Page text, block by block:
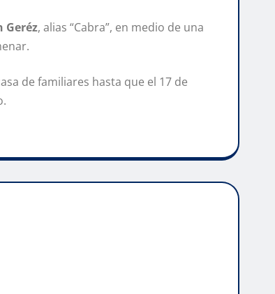
Geréz, alias “Cabra”, en medio de una
de familiares hasta que el 17 de